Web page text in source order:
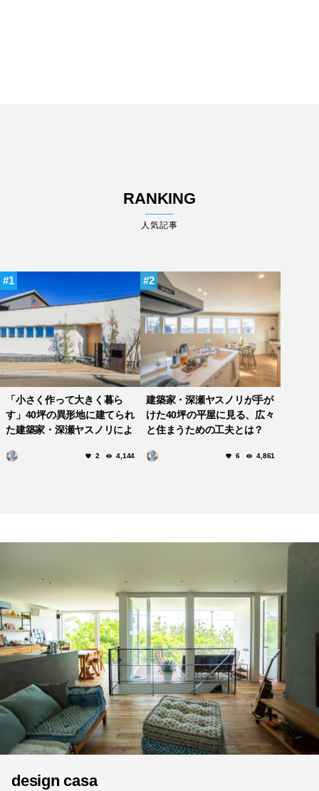
RANKING
人気記事
1
「小さく作って大きく暮ら
す」40坪の異形地に建てられ
た建築家・深瀬ヤスノリによ
2 4,144
2
建築家・深瀬ヤスノリが手が
けた40坪の平屋に見る、広々
と住まうための工夫とは？
6 4,861
design casa